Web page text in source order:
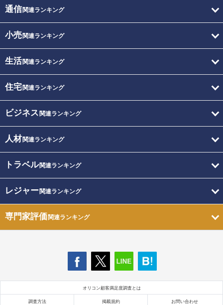
通信関連ランキング
小売関連ランキング
生活関連ランキング
住宅関連ランキング
ビジネス 関連ランキング
人材関連ランキング
トラベル関連ランキング
レジャー関連ランキング
専門家評価関連ランキング
オリコン顧客満足度調査とは
調査方法 掲載規約 お問い合わせ